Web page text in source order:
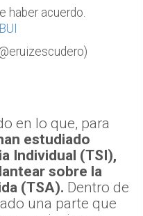
haber acuerdo.
en lo que, para
estudiado
Individual (TSI),
sobre la
(TSA). Dentro de
una parte que